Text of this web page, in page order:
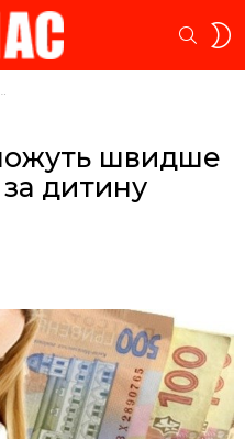
швидше
дитину